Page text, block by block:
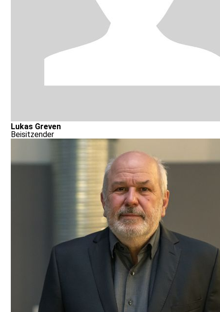
Lukas Greven
Beisitzender